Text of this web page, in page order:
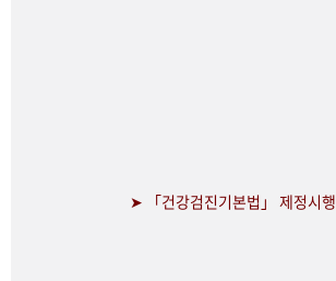
➤ 「건강검진기본법」 제정시행